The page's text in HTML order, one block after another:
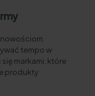
nowościom
tempo w
markami, które
produkty